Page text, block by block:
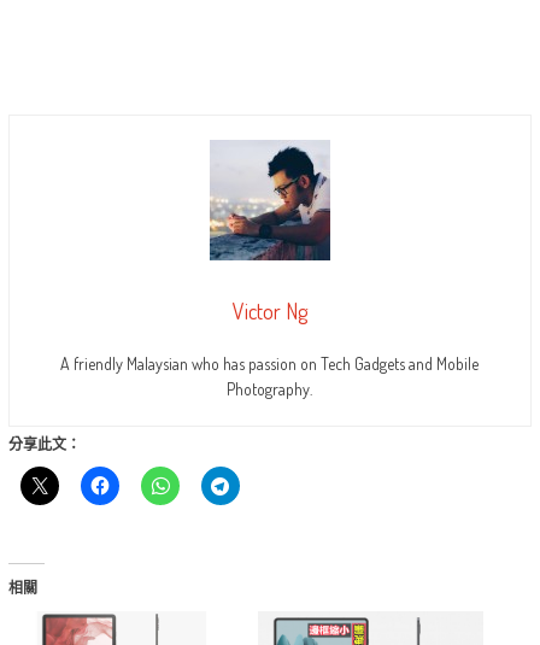
Victor Ng
A friendly Malaysian who has passion on Tech Gadgets and Mobile
Photography.
分享此文：
相關